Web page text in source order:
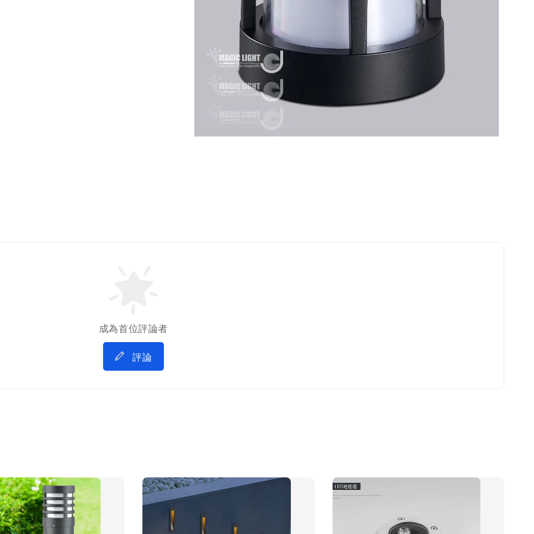
成為首位評論者
評論